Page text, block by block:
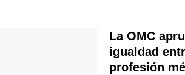
La OMC
igualdad
profesión